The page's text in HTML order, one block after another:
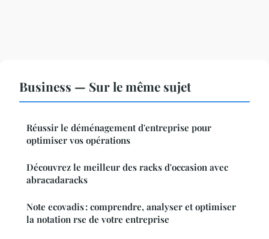
Business — Sur le même sujet
Réussir le déménagement d'entreprise pour
optimiser vos opérations
Découvrez le meilleur des racks d'occasion avec
abracadaracks
Note ecovadis : comprendre, analyser et optimiser
la notation rse de votre entreprise